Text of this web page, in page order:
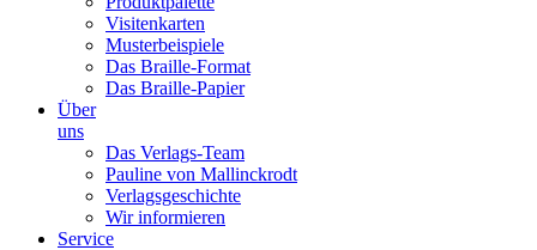
Visitenkarten
Musterbeispiele
Das Braille-Format
Das Braille-Papier
Über
uns
Das Verlags-Team
Pauline von Mallinckrodt
Verlagsgeschichte
Wir informieren
Service